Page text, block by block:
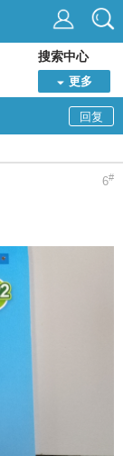
搜索中心
更多
回复
6#